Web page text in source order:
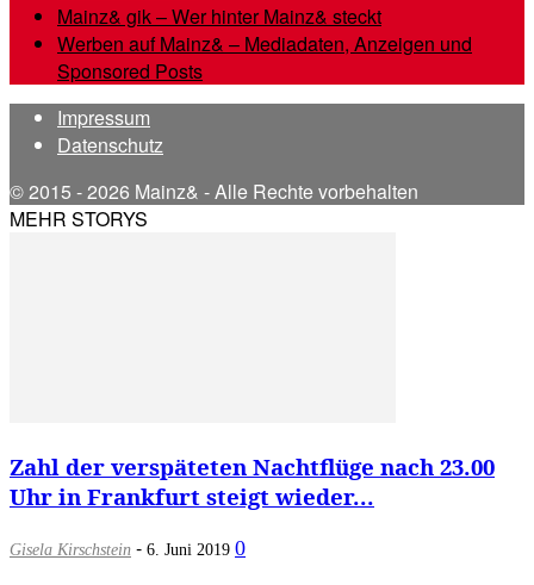
Mainz& gik – Wer hinter Mainz& steckt
Werben auf Mainz& – Mediadaten, Anzeigen und
Sponsored Posts
Impressum
Datenschutz
© 2015 - 2026 Mainz& - Alle Rechte vorbehalten
MEHR STORYS
Zahl der verspäteten Nachtflüge nach 23.00
Uhr in Frankfurt steigt wieder...
Gisela Kirschstein - 6. Juni 2019 0